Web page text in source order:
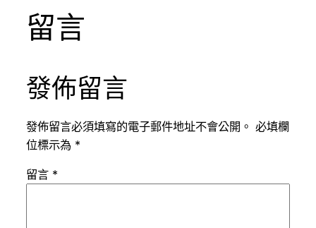
留言
發佈留言
發佈留言必須填寫的電子郵件地址不會公開。 必填欄
位標示為 *
留言 *